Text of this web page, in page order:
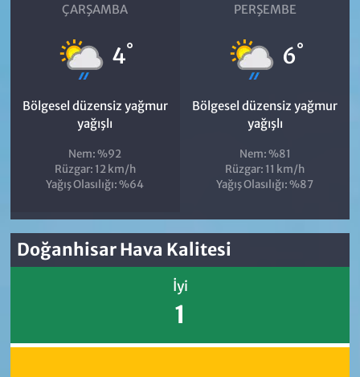
ÇARŞAMBA
4°
Bölgesel düzensiz yağmur
yağışlı
Nem: %92
Rüzgar: 12 km/h
Yağış Olasılığı: %64
PERŞEMBE
6°
Bölgesel düzensiz yağmur
yağışlı
Nem: %81
Rüzgar: 11 km/h
Yağış Olasılığı: %87
Doğanhisar Hava Kalitesi
İyi
1